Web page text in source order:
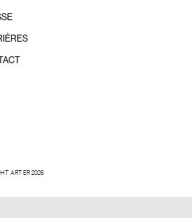
ARTER 2026